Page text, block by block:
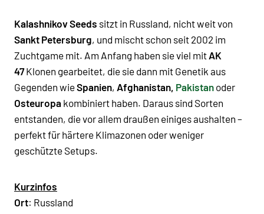
Kalashnikov Seeds sitzt in Russland, nicht weit von
Sankt Petersburg, und mischt schon seit 2002 im
Zuchtgame mit. Am Anfang haben sie viel mit AK
47Klonen gearbeitet, die sie dann mit Genetik aus
Gegenden wieSpanien, Afghanistan, Pakistan oder
Osteuropa kombiniert haben. Daraus sind Sorten
entstanden, die vor allem draußen einiges aushalten –
perfekt für härtere Klimazonen oder weniger
geschützte Setups.
Kurzinfos
Ort: Russland